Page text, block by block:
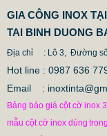
GIA CÔNG INOX
TAI BINH DUONG
Địa chỉ : Lô 3, Đường
Hot line : 0987
Email :
Bảng báo giá cột cờ inox
mẫu cột cờ inox dùng trong